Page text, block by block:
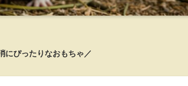
にぴったりなおもちゃ／